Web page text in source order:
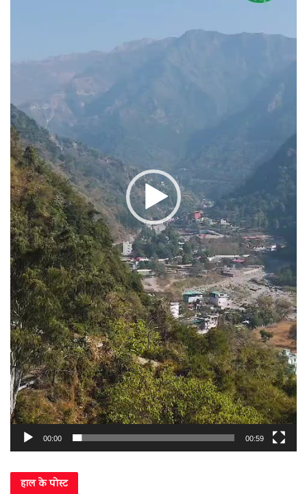
00:00 00:59
हाल के पोस्ट